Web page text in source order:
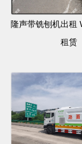
隆声带铣刨机出租
租赁